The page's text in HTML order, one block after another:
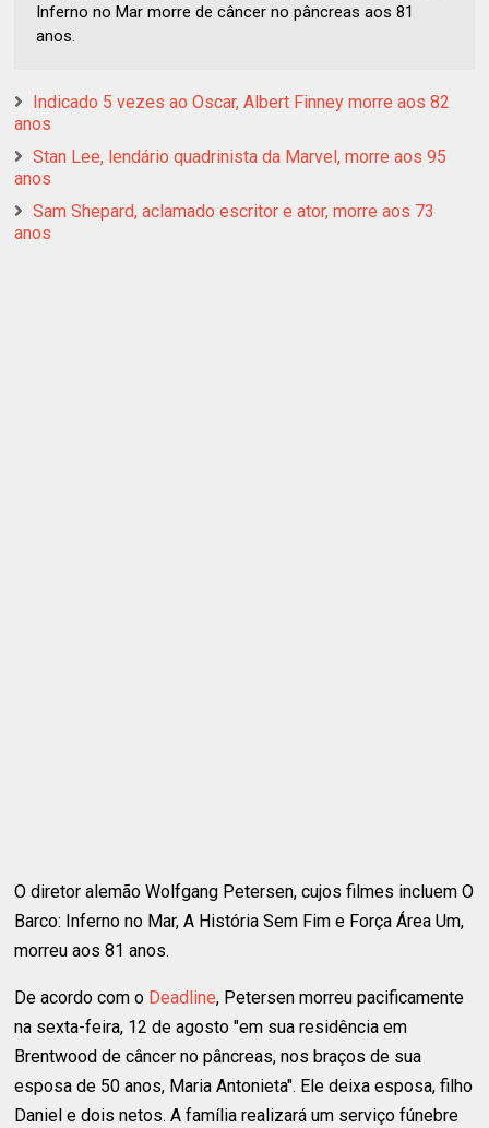
Inferno no Mar morre de câncer no pâncreas aos 81
anos.
Indicado 5 vezes ao Oscar, Albert Finney morre aos 82
anos
Stan Lee, lendário quadrinista da Marvel, morre aos 95
anos
Sam Shepard, aclamado escritor e ator, morre aos 73
anos
O diretor alemão Wolfgang Petersen, cujos filmes incluem O
Barco: Inferno no Mar, A História Sem Fim e Força Área Um,
morreu aos 81 anos.
De acordo com o Deadline, Petersen morreu pacificamente
na sexta-feira, 12 de agosto "em sua residência em
Brentwood de câncer no pâncreas, nos braços de sua
esposa de 50 anos, Maria Antonieta". Ele deixa esposa, filho
Daniel e dois netos. A família realizará um serviço fúnebre